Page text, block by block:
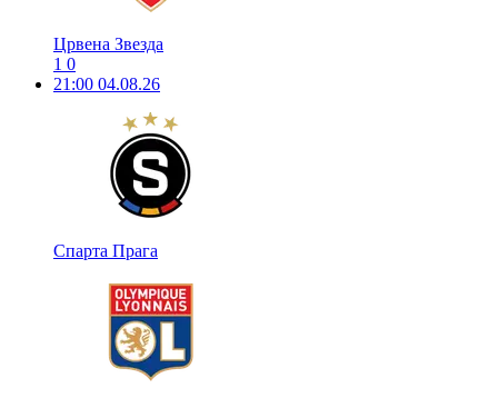
Црвена Звезда
1 0
21:00 04.08.26
Спарта Прага